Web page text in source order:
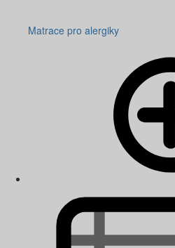
Matrace pro alergiky